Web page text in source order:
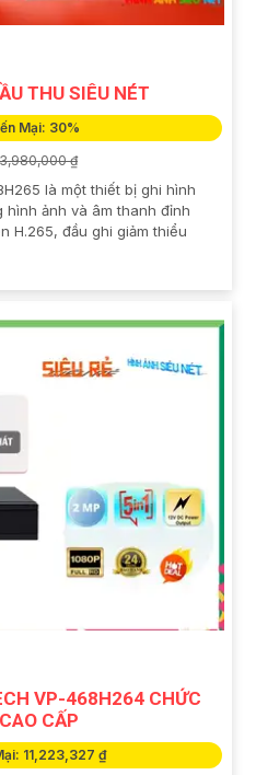
THU SIÊU NÉT
Mại: 30%
₫
là một thiết bị ghi hình
ảnh và âm thanh đỉnh
H.265, đầu ghi giảm thiểu
VP-468H264 CHỨC
CẤP
11,223,327 ₫